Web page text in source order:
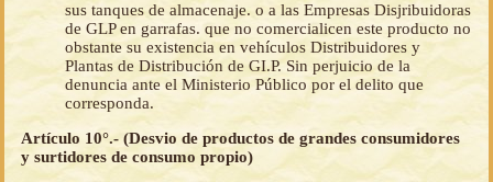
sus tanques de almacenaje. o a las Empresas Disjribuidoras
de GLP en garrafas. que no comercialicen este producto no
obstante su existencia en vehículos Distribuidores y
Plantas de Distribución de GI.P. Sin perjuicio de la
denuncia ante el Ministerio Público por el delito que
corresponda.
Artículo 10°.- (Desvio de productos de grandes consumidores
y surtidores de consumo propio)